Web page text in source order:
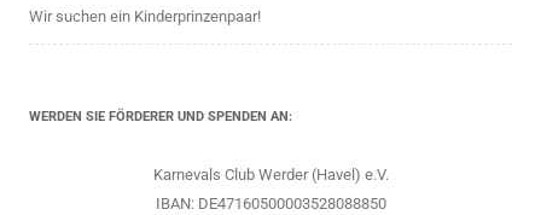
Wir suchen ein Kinderprinzenpaar!
WERDEN SIE FÖRDERER UND SPENDEN AN:
Karnevals Club Werder (Havel) e.V.
IBAN: DE47160500003528088850